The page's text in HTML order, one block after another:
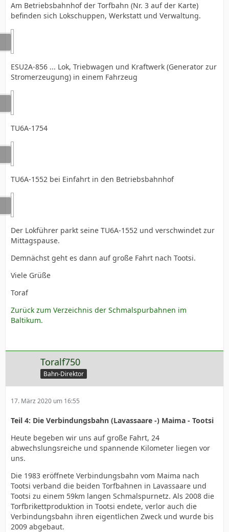
Am Betriebsbahnhof der Torfbahn (Nr. 3 auf der Karte)
befinden sich Lokschuppen, Werkstatt und Verwaltung.
ESU2A-856 ... Lok, Triebwagen und Kraftwerk (Generator zur
Stromerzeugung) in einem Fahrzeug
TU6A-1754
TU6A-1552 bei Einfahrt in den Betriebsbahnhof
Der Lokführer parkt seine TU6A-1552 und verschwindet zur
Mittagspause.
Demnächst geht es dann auf große Fahrt nach Tootsi.
Viele Grüße
Toraf
Zurück zum Verzeichnis der Schmalspurbahnen im
Baltikum.
Toralf750
Bahn-Direktor
17. März 2020 um 16:55
Teil 4: Die Verbindungsbahn (Lavassaare -) Maima - Tootsi
Heute begeben wir uns auf große Fahrt, 24
abwechslungsreiche und spannende Kilometer liegen vor
uns.
Die 1983 eröffnete Verbindungsbahn vom Maima nach
Tootsi verband die beiden Torfbahnen in Lavassaare und
Tootsi zu einem 59km langen Schmalspurnetz. Als 2008 die
Torfbrikettproduktion in Tootsi endete, verlor auch die
Verbindungsbahn ihren eigentlichen Zweck und wurde bis
2009 abgebaut.